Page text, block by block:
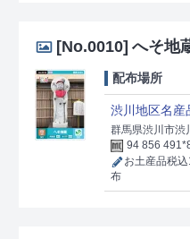
[No.0010] へそ地
配布場所
渋川地区名産
群馬県渋川市渋
94 856
お土産品税
布